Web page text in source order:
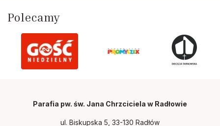
Polecamy
Parafia pw. św. Jana Chrzciciela w Radłowie
ul. Biskupska 5, 33-130 Radłów